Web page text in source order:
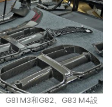
G81 M3和G82、G83 M4設